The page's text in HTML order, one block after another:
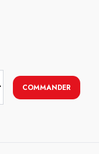
COMMANDER